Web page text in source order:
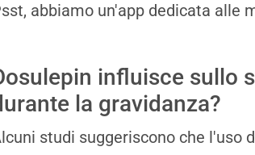
abbiamo un'app dedicata alle
influisce sullo
la gravidanza?
studi suggeriscono che l'uso